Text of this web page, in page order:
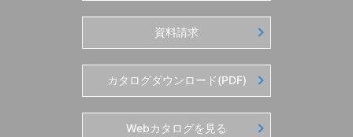
資料請求
カタログダウンロード(PDF)
Webカタログを見る